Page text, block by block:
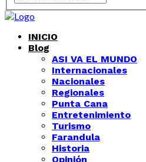
INICIO
Blog
ASI VA EL MUNDO
Internacionales
Nacionales
Regionales
Punta Cana
Entretenimiento
Turismo
Farandula
Historia
Opinión